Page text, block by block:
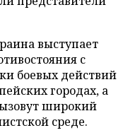
выступает
с
боевых действий
городах, а
широкий
среде.